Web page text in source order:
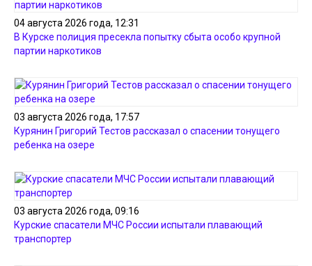
04 августа 2026 года, 12:31
В Курске полиция пресекла попытку сбыта особо крупной
партии наркотиков
03 августа 2026 года, 17:57
Курянин Григорий Тестов рассказал о спасении тонущего
ребенка на озере
03 августа 2026 года, 09:16
Курские спасатели МЧС России испытали плавающий
транспортер